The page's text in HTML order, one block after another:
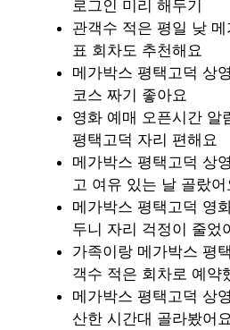
로그인 미리 해두기
관객수 적은 평일 낮
표 회차도 추천해요
메가박스 평택고덕 상
코스 짜기 좋아요
영화 예매 오픈시간 알
평택고덕 자리 편해요
메가박스 평택고덕 상
고 여유 있는 날 골랐어
메가박스 평택고덕 영
두니 자리 걱정이 줄었
가족이랑 메가박스 평
객수 적은 회차로 예약
메가박스 평택고덕 상
산한 시간대 골라봤어요